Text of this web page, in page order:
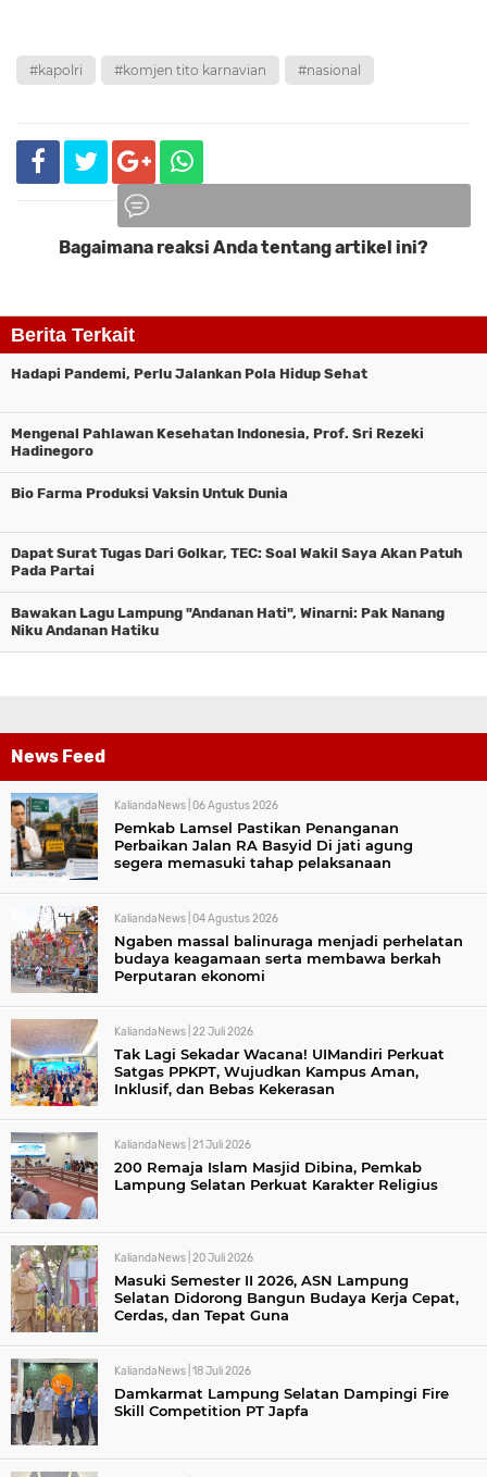
#kapolri #komjen tito karnavian #nasional
Komentar
Bagaimana reaksi Anda tentang artikel ini?
Berita Terkait
Hadapi Pandemi, Perlu Jalankan Pola Hidup Sehat
Mengenal Pahlawan Kesehatan Indonesia, Prof. Sri Rezeki
Hadinegoro
Bio Farma Produksi Vaksin Untuk Dunia
Dapat Surat Tugas Dari Golkar, TEC: Soal Wakil Saya Akan Patuh
Pada Partai
Bawakan Lagu Lampung "Andanan Hati", Winarni: Pak Nanang
Niku Andanan Hatiku
News Feed
KaliandaNews | 06 Agustus 2026
Pemkab Lamsel Pastikan Penanganan
Perbaikan Jalan RA Basyid Di jati agung
segera memasuki tahap pelaksanaan
KaliandaNews | 04 Agustus 2026
Ngaben massal balinuraga menjadi perhelatan
budaya keagamaan serta membawa berkah
Perputaran ekonomi
KaliandaNews | 22 Juli 2026
Tak Lagi Sekadar Wacana! UIMandiri Perkuat
Satgas PPKPT, Wujudkan Kampus Aman,
Inklusif, dan Bebas Kekerasan
KaliandaNews | 21 Juli 2026
200 Remaja Islam Masjid Dibina, Pemkab
Lampung Selatan Perkuat Karakter Religius
KaliandaNews | 20 Juli 2026
Masuki Semester II 2026, ASN Lampung
Selatan Didorong Bangun Budaya Kerja Cepat,
Cerdas, dan Tepat Guna
KaliandaNews | 18 Juli 2026
Damkarmat Lampung Selatan Dampingi Fire
Skill Competition PT Japfa